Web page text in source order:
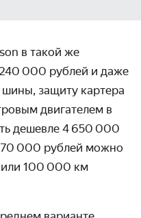
в такой же
000 рублей и даже
защиту картера
двигателем в
дешевле 4 650 000
70 000 рублей можно
или 100 000 км